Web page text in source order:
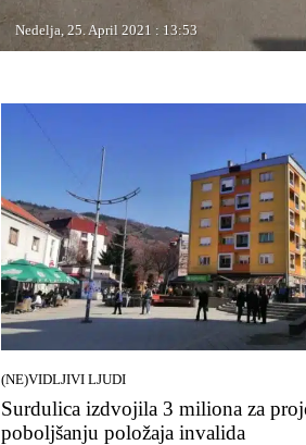
Nedelja, 25. April 2021 : 13:53
(NE)VIDLJIVI LJUDI
Surdulica izdvojila 3 miliona za
poboljšanju položaja invalida